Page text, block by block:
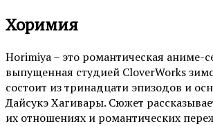
Хоримия
Horimiya – это романтическая аниме-
выпущенная студией CloverWorks
состоит из тринадцати эпизодов и
Дайсукэ Хагивары. Сюжет
их отношениях и романтических